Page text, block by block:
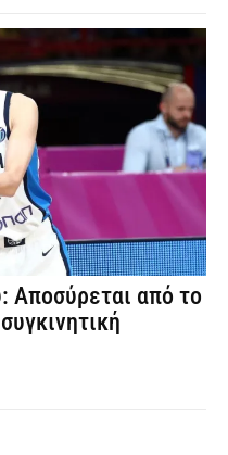
Αποσύρεται από το